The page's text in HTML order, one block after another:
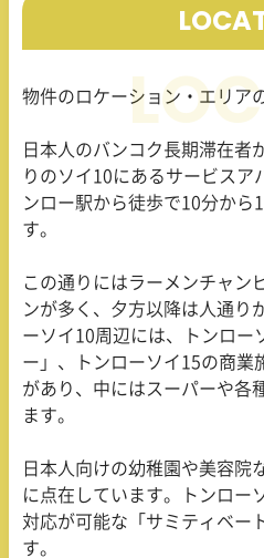
物件のロケーション・エリア
日本人のバンコク長期滞在者
りのソイ10にあるサービスア
ンロー駅から徒歩で10分から
す。
この通りにはラーメンチャン
ンが多く、夕方以降は人通り
ーソイ10周辺には、トンロー
ー」、トンローソイ15の商業
があり、中にはスーパーや各
ます。
日本人向けの幼稚園や美容院
に点在しています。トンロー
対応が可能な「サミティベー
す。